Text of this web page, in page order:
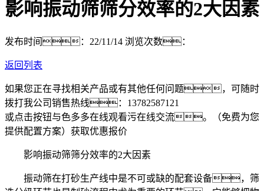
影响振动筛筛分效率的2大因素
发布时间：22/11/14 浏览次数：
返回列表
如果您正在寻找相关产品或有其他任何问题，可随时
拨打我公司销售热线： 13782587121
或点击按钮与色多多在线观看污在线交流。（免费为您
提供配置方案） 获取优惠报价
影响振动筛筛分效率的2大因素
振动筛在打砂生产线中是不可或缺的配套设备，筛